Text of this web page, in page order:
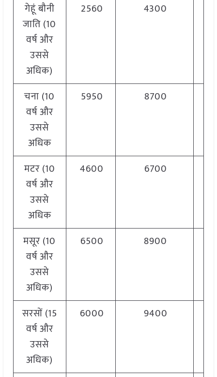
गेहूं बौनी
जाति (10
वर्ष और
उससे
अधिक)
2560 4300
चना (10
वर्ष और
उससे
अधिक
5950 8700
मटर (10
वर्ष और
उससे
अधिक
4600 6700
मसूर (10
वर्ष और
उससे
अधिक)
6500 8900
सरसों (15
वर्ष और
उससे
अधिक)
6000 9400